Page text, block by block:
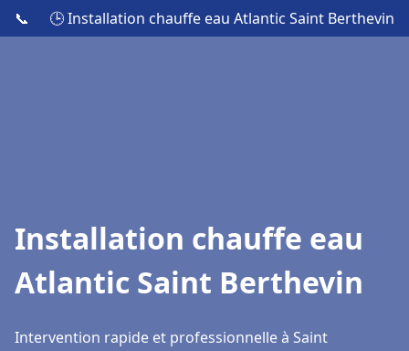
📞 🕒 Installation chauffe eau Atlantic Saint Berthevin
Installation chauffe eau
Atlantic Saint Berthevin
Intervention rapide et professionnelle à Saint